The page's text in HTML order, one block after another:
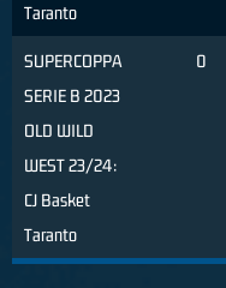
Taranto
SUPERCOPPA
SERIE B 2023
OLD WILD
WEST 23/24:
CJ Basket
Taranto
0